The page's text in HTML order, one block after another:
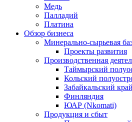
Медь
Палладий
Платина
Обзор бизнеса
Минерально-сырьевая
Проекты развития
Производственная
Таймырский
Кольский
Забайкальский край
Финляндия
ЮАР (Nkomati)
Продукция и сбыт